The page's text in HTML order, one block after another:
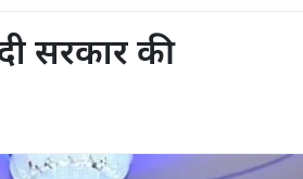
सरकार की